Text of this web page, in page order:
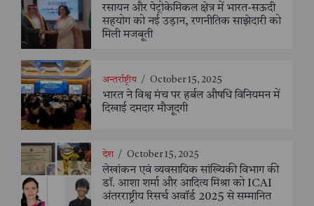
रसायन और पेट्रोकेमिकल क्षेत्र में भारत-सऊदी
सहयोग को नई उड़ान, रणनीतिक साझेदारी को
मिली मजबूती
अन्तर्राष्ट्रीय / October 15, 2025
भारत ने विश्व मंच पर हर्बल औषधि विनियमन में
दिखाई दमदार मौजूदगी
देश / October 15, 2025
लेखांकन एवं व्यवसायिक सांख्यिकी विभाग की
डॉ. आशा शर्मा और आदित्य मिश्रा को ICAI
अंतरराष्ट्रीय रिसर्च अवॉर्ड 2025 से सम्मानित